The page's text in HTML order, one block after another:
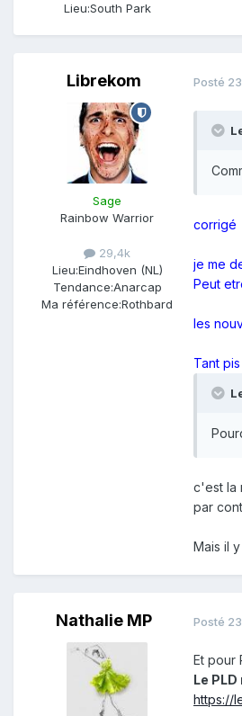
Lieu:South Park
Librekom
Sage
Rainbow Warrior
29,4k
Lieu:Eindhoven (NL)
Tendance:Anarcap
Ma référence:Rothbard
Posté
corrigé
je me
Peut
les
Tant
c'est la
par
Mais il
Nathalie MP Posté
Et pour
Le
https://